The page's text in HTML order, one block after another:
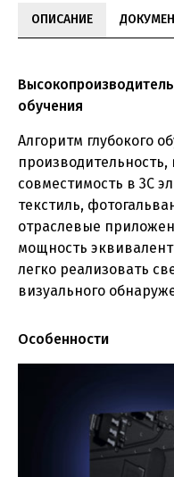
ОПИСАНИЕ
обучения
Алгоритм глубокого
совместимость в 3C
текстиль,
отраслевые
мощность
легко реализовать
визуального
Особенности